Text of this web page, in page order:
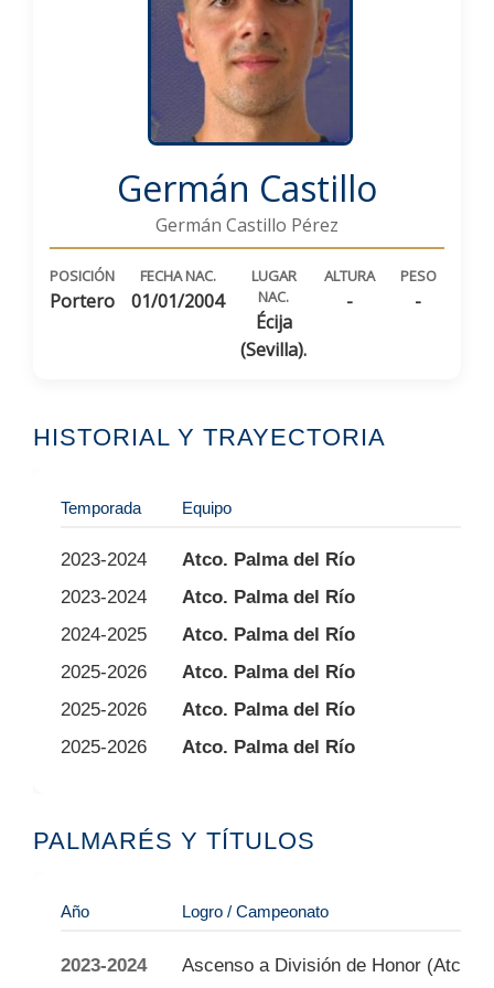
Germán Castillo
Germán Castillo Pérez
POSICIÓN
Portero
FECHA NAC.
01/01/2004
LUGAR
NAC.
Écija
(Sevilla).
ALTURA
-
PESO
-
HISTORIAL Y TRAYECTORIA
Temporada
2023-2024
2023-2024
2024-2025
2025-2026
2025-2026
2025-2026
Equipo
Atco. Palma del Río
Atco. Palma del Río
Atco. Palma del Río
Atco. Palma del Río
Atco. Palma del Río
Atco. Palma del Río
PALMARÉS Y TÍTULOS
Año
2023-2024
Logro / Campeonato
Ascenso a División de Honor (Atco.